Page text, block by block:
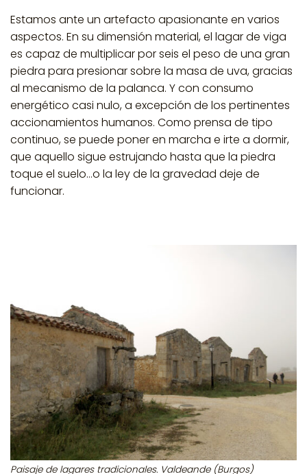
Estamos ante un artefacto apasionante en varios
aspectos. En su dimensión material, el lagar de viga
es capaz de multiplicar por seis el peso de una gran
piedra para presionar sobre la masa de uva, gracias
al mecanismo de la palanca. Y con consumo
energético casi nulo, a excepción de los pertinentes
accionamientos humanos. Como prensa de tipo
continuo, se puede poner en marcha e irte a dormir,
que aquello sigue estrujando hasta que la piedra
toque el suelo…o la ley de la gravedad deje de
funcionar.
Paisaje de lagares tradicionales. Valdeande (Burgos)